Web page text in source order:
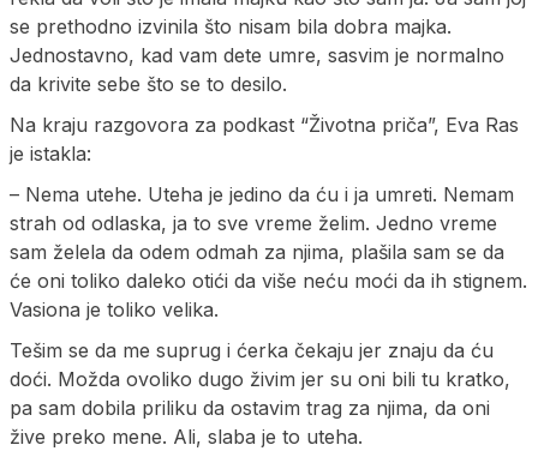
se prethodno izvinila što nisam bila dobra majka.
Jednostavno, kad vam dete umre, sasvim je normalno
da krivite sebe što se to desilo.
Na kraju razgovora za podkast “Životna priča”, Eva Ras
je istakla:
– Nema utehe. Uteha je jedino da ću i ja umreti. Nemam
strah od odlaska, ja to sve vreme želim. Jedno vreme
sam želela da odem odmah za njima, plašila sam se da
će oni toliko daleko otići da više neću moći da ih stignem.
Vasiona je toliko velika.
Tešim se da me suprug i ćerka čekaju jer znaju da ću
doći. Možda ovoliko dugo živim jer su oni bili tu kratko,
pa sam dobila priliku da ostavim trag za njima, da oni
žive preko mene. Ali, slaba je to uteha.